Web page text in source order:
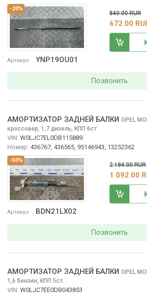
-20%
Артикул YNP19OU01
840.00 RUR
672.00
Позвонить
-50%
Артикул BDN21LX02
АМОРТИЗАТОР ЗАДНЕЙ БАЛКИ OPEL
кроссовер, 1,7 дизель, КПП 6ст.
VIN: W0LJC7EL0DB115889
Номер: 436767, 436565, 95146943, 13252362
2 184.00 RUR
1 092.00
Позвонить
АМОРТИЗАТОР ЗАДНЕЙ БАЛКИ OPEL
1,6 бензин, КПП 5ст.
VIN: W0LJC7EE0DB043853